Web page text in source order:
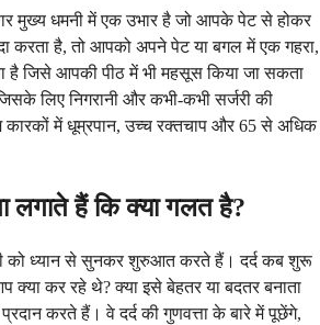
मुख्य धमनी में एक उभार है जो आपके पेट से होकर
करता है, तो आपको अपने पेट या बगल में एक गहरा,
है जिसे आपकी पीठ में भी महसूस किया जा सकता
लिए निगरानी और कभी-कभी सर्जरी की
कारकों में धूम्रपान, उच्च रक्तचाप और 65 से अधिक
लगाते हैं कि क्या गलत है?
को ध्यान से सुनकर शुरुआत करते हैं। दर्द कब शुरू
कर रहे थे? क्या इसे बेहतर या बदतर बनाता
करते हैं। वे दर्द की गुणवत्ता के बारे में पूछेंगे,